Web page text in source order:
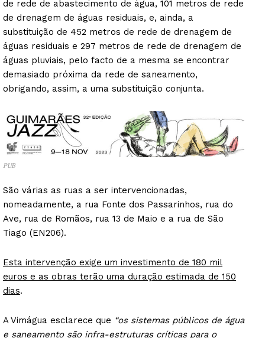
de rede de abastecimento de água, 101 metros de rede
de drenagem de águas residuais, e, ainda, a
substituição de 452 metros de rede de drenagem de
águas residuais e 297 metros de rede de drenagem de
águas pluviais, pelo facto de a mesma se encontrar
demasiado próxima da rede de saneamento,
obrigando, assim, a uma substituição conjunta.
PUB
São várias as ruas a ser intervencionadas,
nomeadamente, a rua Fonte dos Passarinhos, rua do
Ave, rua de Romãos, rua 13 de Maio e a rua de São
Tiago (EN206).
Esta intervenção exige um investimento de 180 mil
euros e as obras terão uma duração estimada de 150
dias.
A Vimágua esclarece que “os sistemas públicos de água
e saneamento são infra-estruturas críticas para o